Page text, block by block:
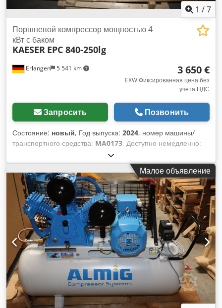
1 /7
Erlangen 5 541 km
Поршневой компрессор мощностью 4
кВт с баком
KAESER EPC 840-250lg
3 650 €
EXW Фиксированная цена без
учета НДС
Запросить Позвонить
Состояние: новый, Год выпуска: 2024, номер машины/
транспортного средства: MA0173, Доступно немедленно:
Dodpfx Ahjityx Touock новый поршневой компрессор
KAESER EPC 840-250 lg - 10 бар с горизонтальным
окрашенным баком на 250 литров с конденсатоотводчиком
KAESER DRAIN (опорожнение бака) Год выпуска: 2024 2
цилиндра максимальное давление: 10 бар Номинальная
мощность: 4,0 кВт Объемный расход при 6 бар: 590 л/мин
Объемный расход при 8 бар: 530 л/мин Уровень шума: 77
дБ(A) Выходное отверстие для сжатого воздуха: 1/2"
Размеры длина x ширина x высота: 1590 x 600 x 1140 мм
Вес: 165 кг Удобный лизинг через наш банк. Посетите наш
магазин. У нас всегда большой выбор новых и
подержанных компрессоров в наличии!
Малое объявление